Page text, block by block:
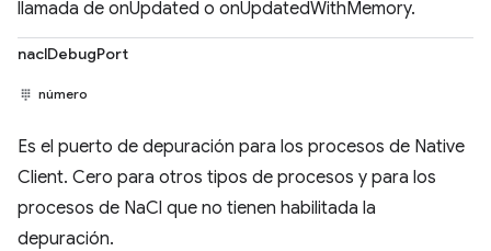
llamada de onUpdated o onUpdatedWithMemory.
naclDebugPort
número
Es el puerto de depuración para los procesos de Native
Client. Cero para otros tipos de procesos y para los
procesos de NaCl que no tienen habilitada la
depuración.